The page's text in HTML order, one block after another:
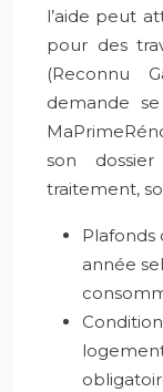
l’aide peut
pour des
(Reconnu
demande
son
traitement,
Plafonds
année